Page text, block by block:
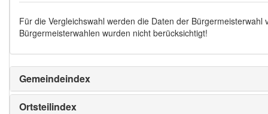
Für die Vergleichswahl werden die Daten der Bürgermeisterwahl
Bürgermeisterwahlen wurden nicht berücksichtigt!
Gemeindeindex
Ortsteilindex